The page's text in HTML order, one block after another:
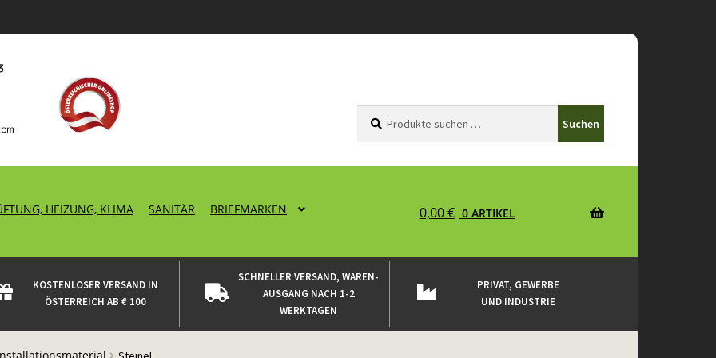
nach:
Suchen
HEIZUNG, KLIMA SANITÄR BRIEFMARKEN 0,00€ 0 ARTIKEL
KOSTENLOSER VERSAND IN
ÖSTERREICH AB € 100
SCHNELLER VERSAND, WAREN-
AUSGANG NACH 1-2
WERKTAGEN
PRIVAT, GEWERBE
UND INDUSTRIE